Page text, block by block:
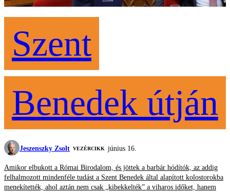
Szent
Benedek útján
Jeszenszky Zsolt VEZÉRCIKK június 16.
Amikor elbukott a Római Birodalom, és jöttek a barbár hódítók, az addig
felhalmozott mindenféle tudást a Szent Benedek által alapított kolostorokba
menekítették, ahol aztán nem csak „kibekkelték” a viharos időket, hanem